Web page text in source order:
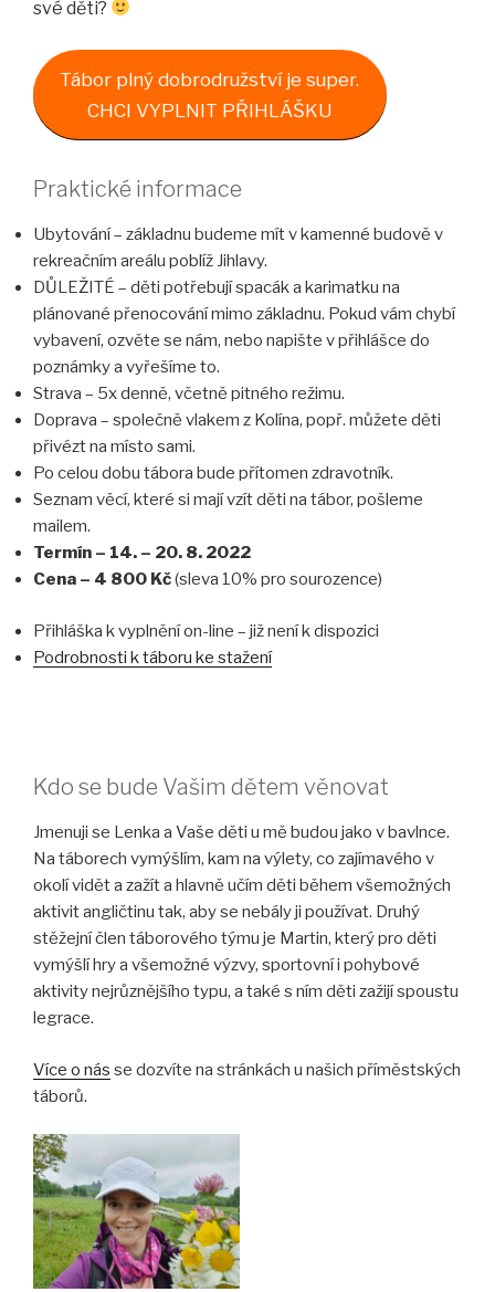
své děti?
Tábor plný dobrodružství je super.
CHCI VYPLNIT PŘIHLÁŠKU
Praktické informace
Ubytování – základnu budeme mít v kamenné budově v
rekreačním areálu poblíž Jihlavy.
DŮLEŽITÉ – děti potřebují spacák a karimatku na
plánované přenocování mimo základnu. Pokud vám chybí
vybavení, ozvěte se nám, nebo napište v přihlášce do
poznámky a vyřešíme to.
Strava – 5x denně, včetně pitného režimu.
Doprava – společně vlakem z Kolína, popř. můžete děti
přivézt na místo sami.
Po celou dobu tábora bude přítomen zdravotník.
Seznam věcí, které si mají vzít děti na tábor, pošleme
mailem.
Termín – 14. – 20. 8. 2022
Cena – 4 800 Kč(sleva 10% pro sourozence)
Přihláška k vyplnění on-line – již není k dispozici
Podrobnosti k táboru ke stažení
Kdo se bude Vašim dětem věnovat
Jmenuji se Lenka a Vaše děti u mě budou jako v bavlnce.
Na táborech vymýšlím, kam na výlety, co zajímavého v
okolí vidět a zažít a hlavně učím děti během všemožných
aktivit angličtinu tak, aby se nebály ji používat. Druhý
stěžejní člen táborového týmu je Martin, který pro děti
vymýšlí hry a všemožné výzvy, sportovní i pohybové
aktivity nejrůznějšího typu, a také s ním děti zažijí spoustu
legrace.
Více o nás se dozvíte na stránkách u našich příměstských
táborů.